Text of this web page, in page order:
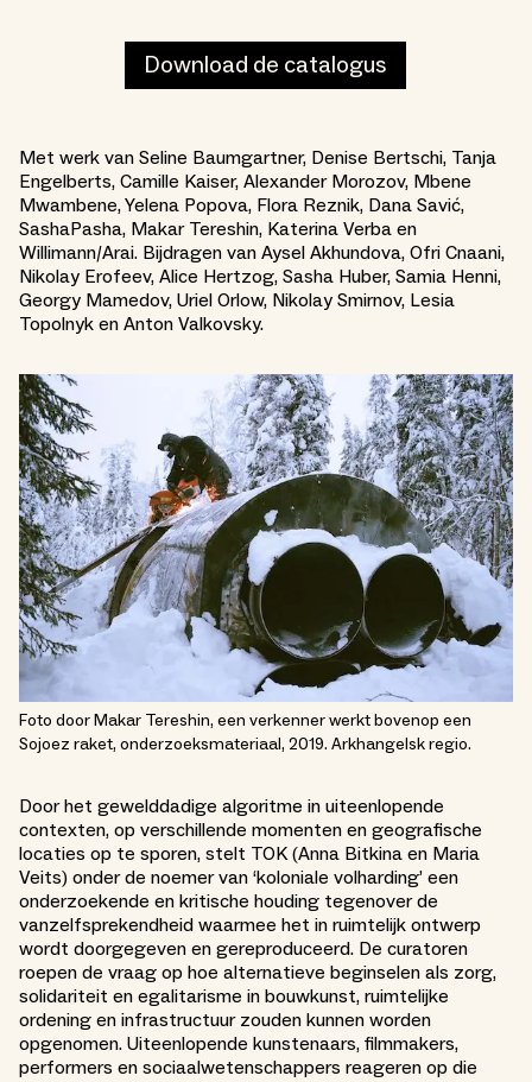
Download de catalogus
Met werk van Seline Baumgartner, Denise Bertschi, Tanja
Engelberts, Camille Kaiser, Alexander Morozov, Mbene
Mwambene, Yelena Popova, Flora Reznik, Dana Savić,
SashaPasha, Makar Tereshin, Katerina Verba en
Willimann/Arai. Bijdragen van Aysel Akhundova, Ofri Cnaani,
Nikolay Erofeev, Alice Hertzog, Sasha Huber, Samia Henni,
Georgy Mamedov, Uriel Orlow, Nikolay Smirnov, Lesia
Topolnyk en Anton Valkovsky.
Foto door Makar Tereshin, een verkenner werkt bovenop een
Sojoez raket, onderzoeksmateriaal, 2019. Arkhangelsk regio.
Door het gewelddadige algoritme in uiteenlopende
contexten, op verschillende momenten en geografische
locaties op te sporen, stelt TOK (Anna Bitkina en Maria
Veits) onder de noemer van ‘koloniale volharding’ een
onderzoekende en kritische houding tegenover de
vanzelfsprekendheid waarmee het in ruimtelijk ontwerp
wordt doorgegeven en gereproduceerd. De curatoren
roepen de vraag op hoe alternatieve beginselen als zorg,
solidariteit en egalitarisme in bouwkunst, ruimtelijke
ordening en infrastructuur zouden kunnen worden
opgenomen. Uiteenlopende kunstenaars, filmmakers,
performers en sociaalwetenschappers reageren op die